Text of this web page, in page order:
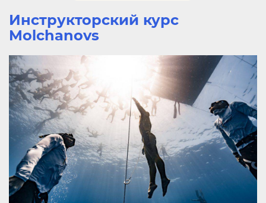
Инструкторский курс
Molchanovs